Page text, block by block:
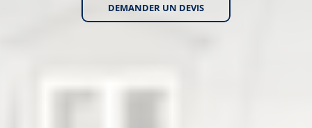
DEMANDER UN DEVIS